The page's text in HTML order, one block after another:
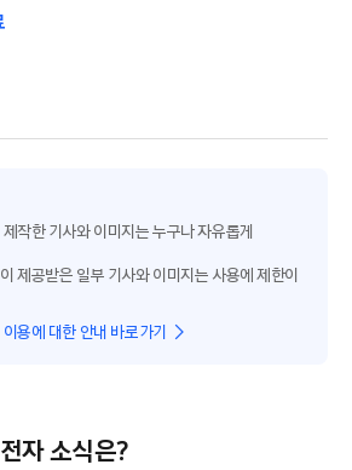
작한 기사와 이미지는 누구나 자유롭게
제공받은 일부 기사와 이미지는 사용에 제한이
용에 대한 안내 바로가기
자 소식은?